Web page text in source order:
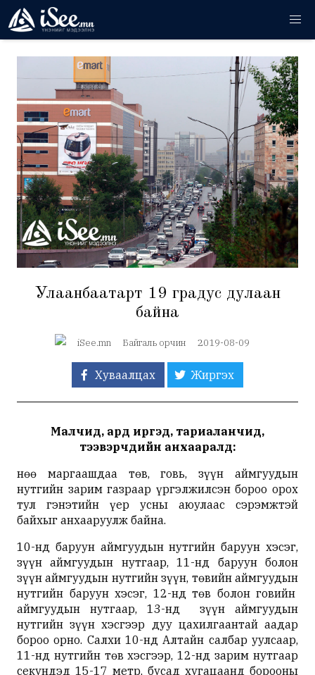
Улаанбаатарт 19 градус дулаан
байна
iSee.mn Байгаль орчин 2019-08-09
Хуваалцах Жиргэх
Малчид, ард иргэд, тариаланчид,
тээвэрчдийн анхааралд:
Өнөө маргаашдаа төв, говь, зүүн аймгуудын
нутгийн зарим газраар үргэлжилсэн бороо орох
тул гэнэтийн үер усны аюулаас сэрэмжтэй
байхыг анхааруулж байна.
10-нд баруун аймгуудын нутгийн баруун хэсэг,
зүүн аймгуудын нутгаар, 11-нд баруун болон
зүүн аймгуудын нутгийн зүүн, төвийн аймгуудын
нутгийн баруун хэсэг, 12-нд төв болон говийн
аймгуудын нутгаар, 13-нд зүүн аймгуудын
нутгийн зүүн хэсгээр дуу цахилгаантай аадар
бороо орно. Салхи 10-нд Алтайн салбар уулсаар,
11-нд нутгийн төв хэсгээр, 12-нд зарим нутгаар
секундэд 15-17 метр, бусад хугацаанд борооны